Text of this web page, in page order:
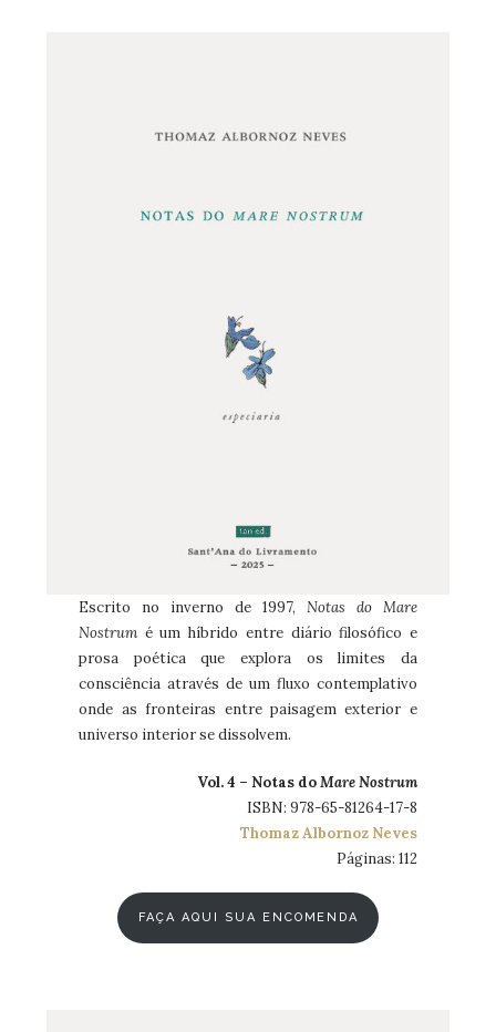
Escrito no inverno de 1997, Notas do Mare
Nostrum é um híbrido entre diário filosófico e
prosa poética que explora os limites da
consciência através de um fluxo contemplativo
onde as fronteiras entre paisagem exterior e
universo interior se dissolvem.
Vol. 4 – Notas doMare Nostrum
ISBN: 978-65-81264-17-8
Thomaz Albornoz Neves
Páginas: 112
FAÇA AQUI SUA ENCOMENDA